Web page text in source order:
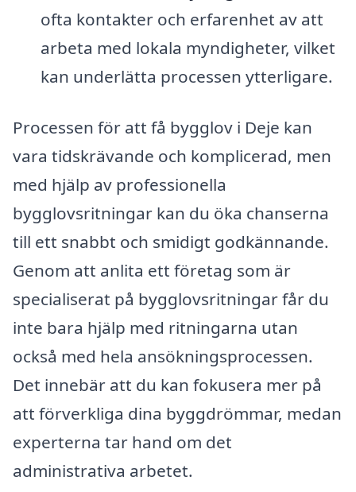
ofta kontakter och erfarenhet av att
arbeta med lokala myndigheter, vilket
kan underlätta processen ytterligare.
Processen för att få bygglov i Deje kan
vara tidskrävande och komplicerad, men
med hjälp av professionella
bygglovsritningar kan du öka chanserna
till ett snabbt och smidigt godkännande.
Genom att anlita ett företag som är
specialiserat på bygglovsritningar får du
inte bara hjälp med ritningarna utan
också med hela ansökningsprocessen.
Det innebär att du kan fokusera mer på
att förverkliga dina byggdrömmar, medan
experterna tar hand om det
administrativa arbetet.